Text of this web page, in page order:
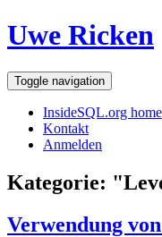
Uwe Ricken
Toggle navigation
InsideSQL.org home
Kontakt
Anmelden
Kategorie:
Verwendung